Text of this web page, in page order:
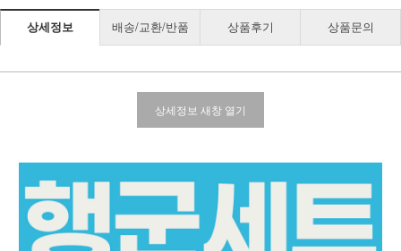
상세정보 배송/교환/반품 상품후기 상품문의
상세정보 새창 열기